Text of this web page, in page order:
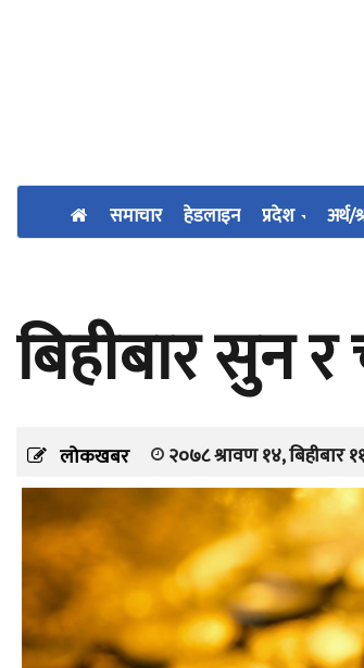
समाचार हेडलाइन प्रदेश अर्थ/
बिहीबार सुन
लोकखबर २०७८ श्रावण १४, बिहीबार